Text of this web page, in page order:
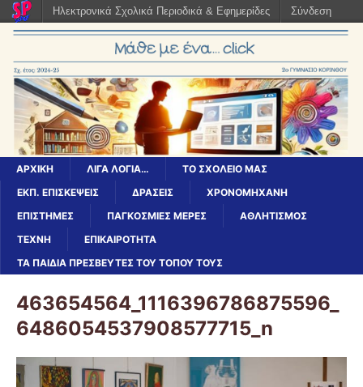
ΑΡΧΙΚΉ ΛΊΓΑ ΛΌΓΙΑ…
ΤΟ ΣΧΟΛΕΊΟ ΜΑΣ
ΕΚΠ. ΕΠΙΣΚΈΨΕΙΣ
ΔΡΆΣΕΙΣ
ΧΡΟΝΟΜΗΧΑΝΗ
ΕΠΙΣΤΉΜΕΣ
ΠΑΓΚΌΣΜΙΕΣ ΜΈΡΕΣ
ΑΘΛΗΤΙΣΜΟΣ
ΤΕΧΝΗ
ΕΠΙΚΑΙΡΟΤΗΤΑ
ΤΑ ΠΑΙΔΙΆ ΠΡΕΣΒΕΥΤΈΣ ΤΟΥ ΤΌΠΟΥ ΤΟΥΣ
463654564_1116396786875596_
6486054537908577715_n
Ηλεκτρονικά Σχολικά Περιοδικά & Εφημερίδες Σύνδεση